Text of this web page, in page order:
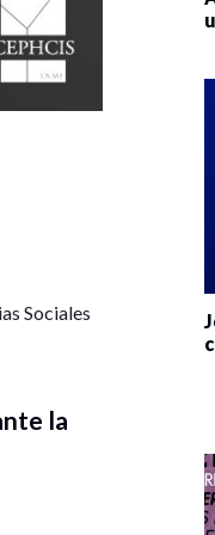
Sociales
la